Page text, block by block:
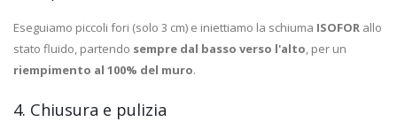
Eseguiamo piccoli fori (solo 3 cm) e iniettiamo la schiuma ISOFOR allo
stato fluido, partendo sempre dal basso verso l'alto, per un
riempimento al 100% del muro.
4. Chiusura e pulizia